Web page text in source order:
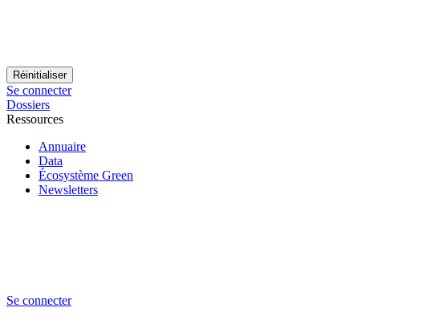
Se connecter
Dossiers
Ressources
Annuaire
Data
Écosystème Green
Newsletters
Se connecter